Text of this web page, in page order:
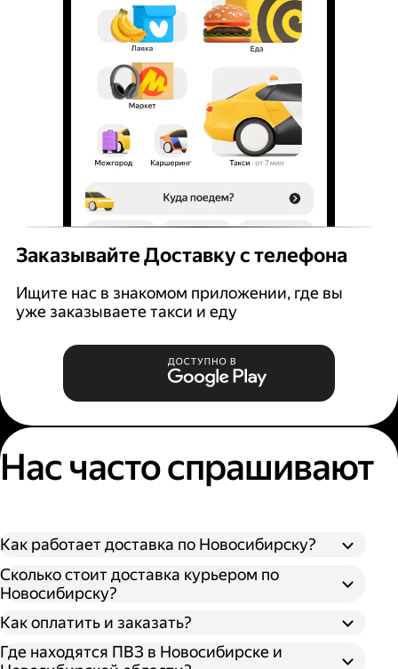
Заказывайте Доставку с телефона
Ищите нас в знакомом приложении, где вы
уже заказываете такси и еду
Нас часто спрашивают
Как работает доставка по Новосибирску?
Оформите доставку в приложении Яндекс
Доставки.
Сколько стоит доставка курьером по
Новосибирску?
Как оплатить и заказать?
Где находятся ПВЗ в Новосибирске и